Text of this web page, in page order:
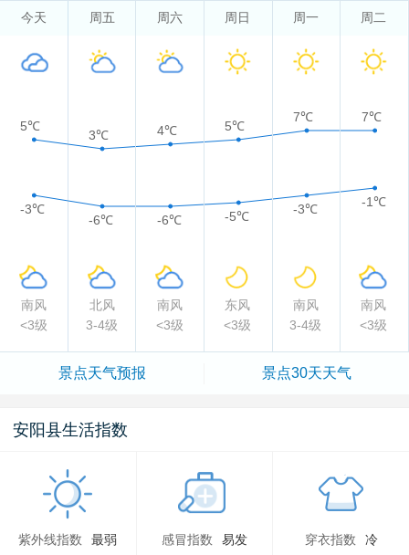
今天 周五 周六 周日 周一 周二
5℃
3℃ 4℃ 5℃
7℃ 7℃
-3℃
-6℃ -6℃ -5℃ -3℃ -1℃
南风 北风 南风 东风 南风
南风
<3级
3-4级 <3级 <3级 3-4级 <3级
景点天气预报 景点30天天气
安阳县生活指数
紫外线指数 最弱 感冒指数 易发 穿衣指数 冷